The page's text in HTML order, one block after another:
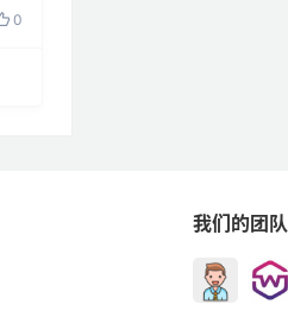
0
我们的团队